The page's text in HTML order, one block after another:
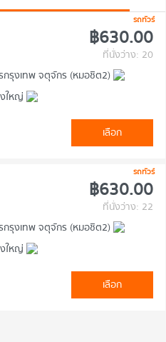
รถทัวร์
฿630.00
ที่นั่งว่าง: 20
กรุงเทพ จตุจักร (หมอชิต2)
ใหญ่
เลือก
รถทัวร์
฿630.00
ที่นั่งว่าง: 22
กรุงเทพ จตุจักร (หมอชิต2)
ใหญ่
เลือก